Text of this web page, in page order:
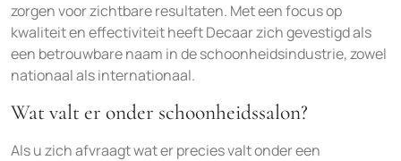
zorgen voor zichtbare resultaten. Met een focus op
kwaliteit en effectiviteit heeft Decaar zich gevestigd als
een betrouwbare naam in de schoonheidsindustrie, zowel
nationaal als internationaal.
Wat valt er onder schoonheidssalon?
Als u zich afvraagt wat er precies valt onder een